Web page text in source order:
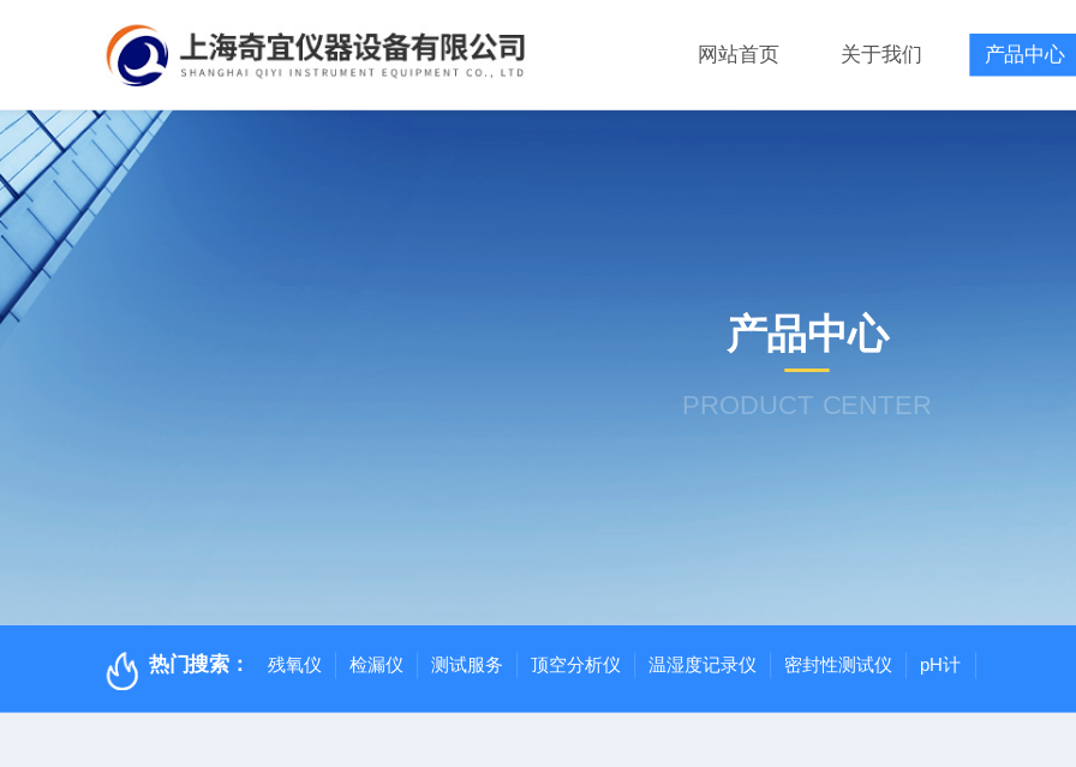
网站首页 关于我们 产品中心
产品中心
PRODUCT CENTER
热门搜索： 残氧仪 检漏仪 测试服务 顶空分析仪 温湿度记录仪 密封性测试仪 pH计